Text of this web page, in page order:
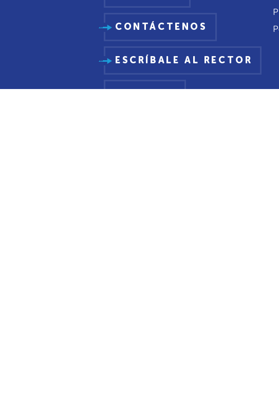
CONTÁCTENOS
ESCRÍBALE AL RECTOR